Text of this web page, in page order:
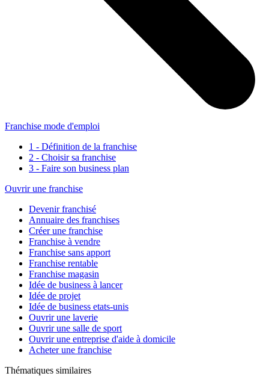
Franchise mode d'emploi
1 - Définition de la franchise
2 - Choisir sa franchise
3 - Faire son business plan
Ouvrir une franchise
Devenir franchisé
Annuaire des franchises
Créer une franchise
Franchise à vendre
Franchise sans apport
Franchise rentable
Franchise magasin
Idée de business à lancer
Idée de projet
Idée de business etats-unis
Ouvrir une laverie
Ouvrir une salle de sport
Ouvrir une entreprise d'aide à domicile
Acheter une franchise
Thématiques similaires